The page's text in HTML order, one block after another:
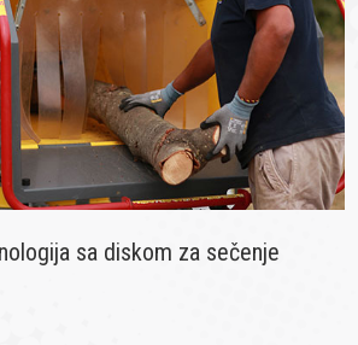
sa diskom za sečenje